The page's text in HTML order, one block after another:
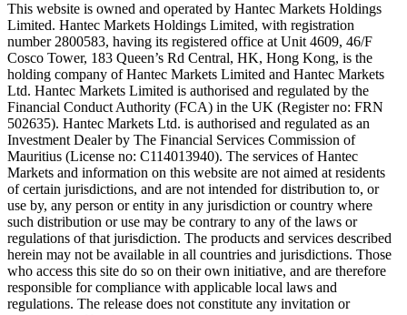
This website is owned and operated by Hantec Markets Holdings
Limited. Hantec Markets Holdings Limited, with registration
number 2800583, having its registered office at Unit 4609, 46/F
Cosco Tower, 183 Queen’s Rd Central, HK, Hong Kong, is the
holding company of Hantec Markets Limited and Hantec Markets
Ltd. Hantec Markets Limited is authorised and regulated by the
Financial Conduct Authority (FCA) in the UK (Register no: FRN
502635). Hantec Markets Ltd. is authorised and regulated as an
Investment Dealer by The Financial Services Commission of
Mauritius (License no: C114013940). The services of Hantec
Markets and information on this website are not aimed at residents
of certain jurisdictions, and are not intended for distribution to, or
use by, any person or entity in any jurisdiction or country where
such distribution or use may be contrary to any of the laws or
regulations of that jurisdiction. The products and services described
herein may not be available in all countries and jurisdictions. Those
who access this site do so on their own initiative, and are therefore
responsible for compliance with applicable local laws and
regulations. The release does not constitute any invitation or